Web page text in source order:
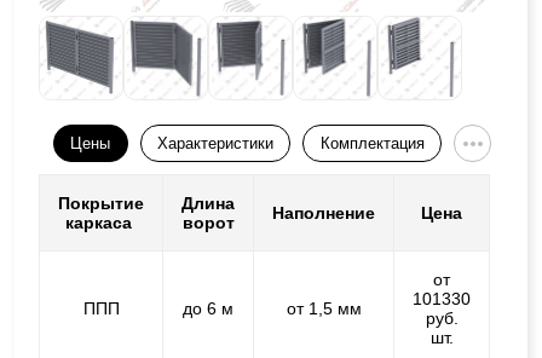
Цены Характеристики Комплектация
Покрытие
каркаса
Длина
ворот
Наполнение Цена
ППП до 6 м от 1,5 мм
от
101330
руб.
шт.